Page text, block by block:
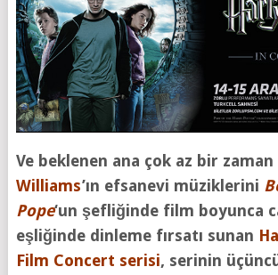
Ve beklenen ana çok az bir zaman
Williams’ın efsanevi müziklerini
Pope‘un şefliğinde film boyunca
eşliğinde dinleme fırsatı sunan
Film Concert serisi, serinin